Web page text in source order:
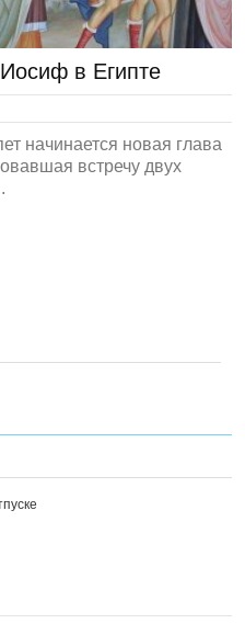
в Египте
начинается новая глава
встречу двух